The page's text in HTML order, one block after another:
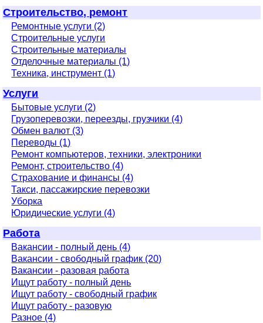
Строительство, ремонт
Ремонтные услуги (2)
Строительные услуги
Строительные материалы
Отделочные материалы (1)
Техника, инструмент (1)
Услуги
Бытовые услуги (2)
Грузоперевозки, переезды, грузчики (4)
Обмен валют (3)
Переводы (1)
Ремонт компьютеров, техники, электроники
Ремонт, строительство (4)
Страхование и финансы (4)
Такси, пассажирские перевозки
Уборка
Юридические услуги (4)
Работа
Вакансии - полный день (4)
Вакансии - свободный график (20)
Вакансии - разовая работа
Ищут работу - полный день
Ищут работу - свободный график
Ищут работу - разовую
Разное (4)